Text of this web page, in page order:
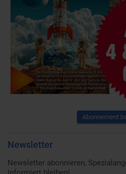
Abonnement
Newsletter
Newsletter abonnieren,